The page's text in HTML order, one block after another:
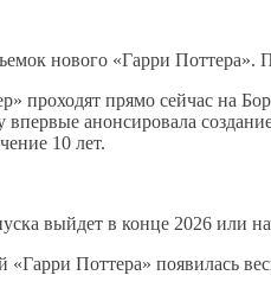
нового «Гарри Поттера».
проходят прямо сейчас на
анонсировала
10 лет.
выйдет в конце 2026 или
Поттера» появилась